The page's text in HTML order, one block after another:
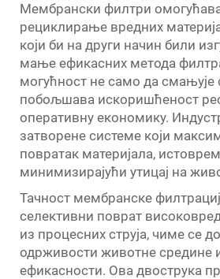
Мембрански филтри
рециклирање вредних
који би на други начин били
мање ефикасних метода
могућност не само да смањује
побољшава искоришћеност
оперативну економику.
затворене системе који
повратак материјала,
минимизирајући утицај на
Тачност мембранске
селективни поврат
из процесних струја, чиме се
одрживости животне средине
ефикасности. Ова двострука